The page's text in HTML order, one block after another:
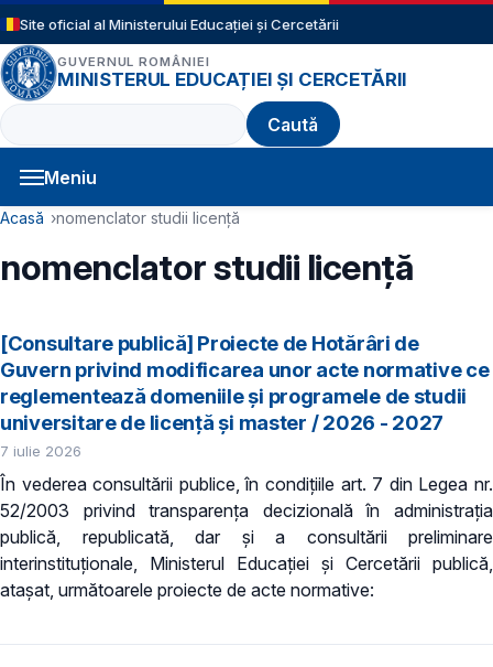
Sari la conținutul principal
Site oficial al Ministerului Educației și Cercetării
GUVERNUL ROMÂNIEI
MINISTERUL EDUCAȚIEI ȘI CERCETĂRII
Caută
Meniu
Navigație principală
Cale de navigare
Acasă nomenclator studii licență
nomenclator studii licență
[Consultare publică] Proiecte de Hotărâri de
Guvern privind modificarea unor acte normative ce
reglementează domeniile şi programele de studii
universitare de licență și master / 2026 - 2027
7 iulie 2026
În vederea consultării publice, în condiţiile art. 7 din Legea nr.
52/2003 privind transparenţa decizională în administraţia
publică, republicată, dar și a consultării preliminare
interinstituționale, Ministerul Educaţiei și Cercetării publică,
atașat, următoarele proiecte de acte normative: